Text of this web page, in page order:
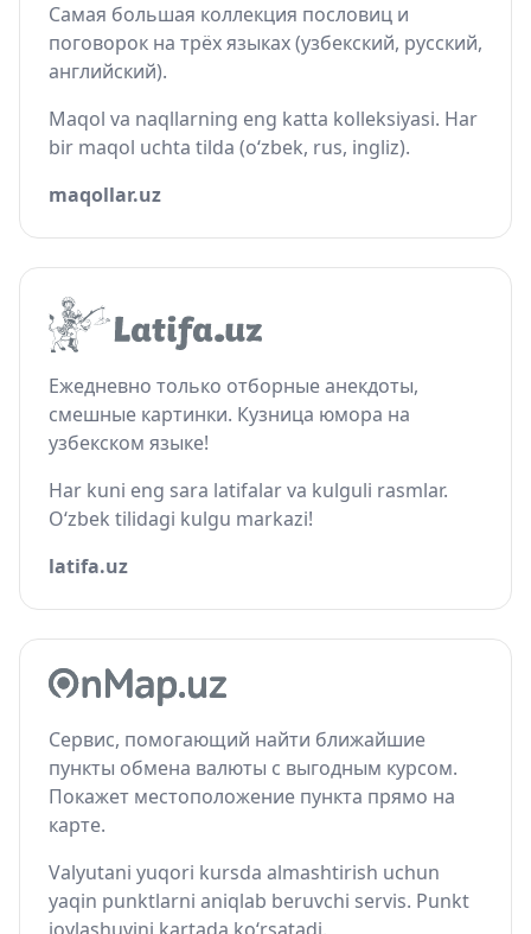
Самая большая коллекция пословиц и
поговорок на трёх языках (узбекский, русский,
английский).
Maqol va naqllarning eng katta kolleksiyasi. Har
bir maqol uchta tilda (o‘zbek, rus, ingliz).
maqollar.uz
Ежедневно только отборные анекдоты,
смешные картинки. Кузница юмора на
узбекском языке!
Har kuni eng sara latifalar va kulguli rasmlar.
O‘zbek tilidagi kulgu markazi!
latifa.uz
Сервис, помогающий найти ближайшие
пункты обмена валюты с выгодным курсом.
Покажет местоположение пункта прямо на
карте.
Valyutani yuqori kursda almashtirish uchun
yaqin punktlarni aniqlab beruvchi servis. Punkt